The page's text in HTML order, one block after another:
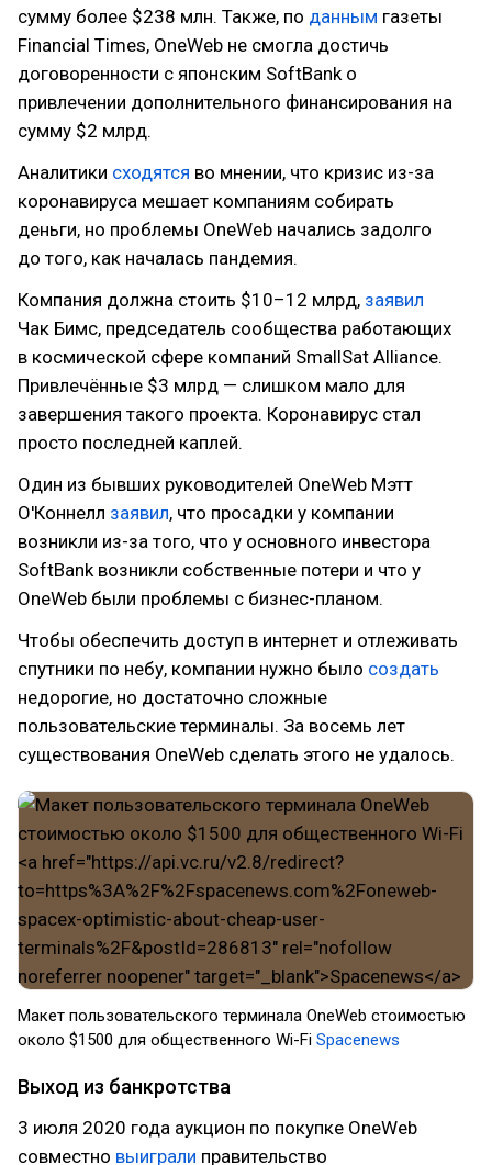
сумму более $238 млн. Также, по данным газеты
Financial Times, OneWeb не смогла достичь
договоренности с японским SoftBank о
привлечении дополнительного финансирования на
сумму $2 млрд.
Аналитики сходятся во мнении, что кризис из-за
коронавируса мешает компаниям собирать
деньги, но проблемы OneWeb начались задолго
до того, как началась пандемия.
Компания должна стоить $10–12 млрд, заявил
Чак Бимс, председатель сообщества работающих
в космической сфере компаний SmallSat Alliance.
Привлечённые $3 млрд — слишком мало для
завершения такого проекта. Коронавирус стал
просто последней каплей.
Один из бывших руководителей OneWeb Мэтт
О'Коннелл заявил, что просадки у компании
возникли из-за того, что у основного инвестора
SoftBank возникли собственные потери и что у
OneWeb были проблемы с бизнес-планом.
Чтобы обеспечить доступ в интернет и отлеживать
спутники по небу, компании нужно было создать
недорогие, но достаточно сложные
пользовательские терминалы. За восемь лет
существования OneWeb сделать этого не удалось.
Макет пользовательского терминала OneWeb стоимостью
около $1500 для общественного Wi-Fi Spacenews
Выход из банкротства
3 июля 2020 года аукцион по покупке OneWeb
совместно выиграли правительство